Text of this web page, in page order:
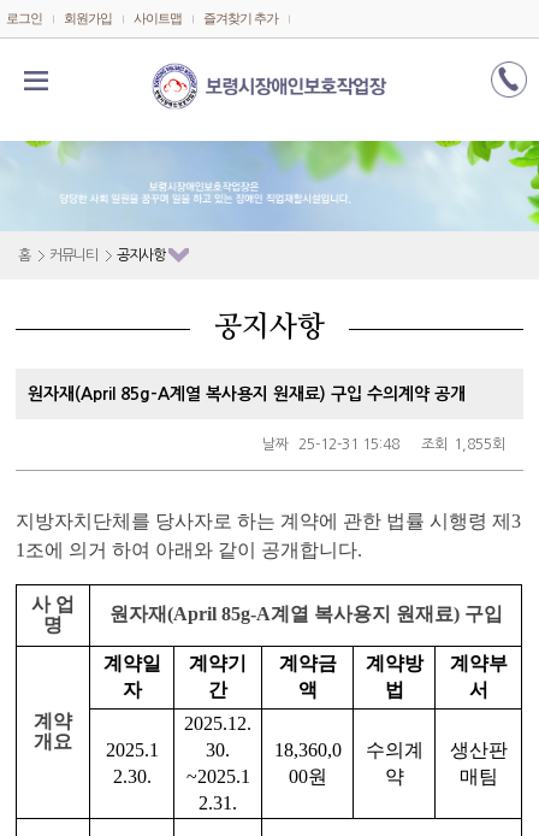
로그인 회원가입 사이트맵 즐겨찾기 추가
홈 커뮤니티 공지사항
공지사항
원자재(April 85g-A계열 복사용지 원재료) 구입 수의계약 공개
날짜 25-12-31 15:48 조회 1,855회
지방자치단체를 당사자로 하는 계약에 관한 법률 시행령 제3
1 조에 의거 하여 아래와 같이 공개합니다.
사 업
명
원자재(April 85g-A계열 복사용지 원재료) 구입
계약
개요
계약일
자
계약기
간
계약금
액
계약방
법
계약부
서
2025.1
2.30.
2025.12.
30.
~2025.1
2.31.
18,360,0
00원
수의계
약
생산판
매팀